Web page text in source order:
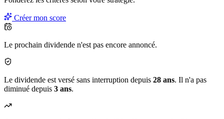
Créer mon score
Le prochain dividende n'est pas encore annoncé.
Le dividende est versé sans interruption depuis 28 ans. Il n'a pas
diminué depuis 3 ans.